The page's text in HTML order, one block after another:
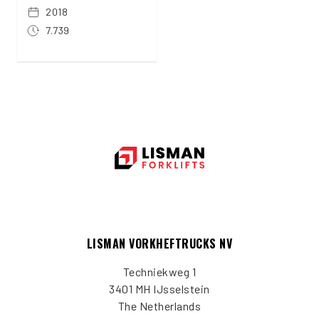
2018
7.739
LISMAN VORKHEFTRUCKS NV
Techniekweg 1
3401 MH IJsselstein
The Netherlands